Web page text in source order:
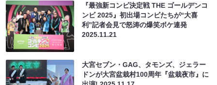
『最強新コンビ決定戦 THE ゴールデンコ
ンビ 2025』初出場コンビたちが“大喜
利”記者会見で怒涛の爆笑ボケ連発
2025.11.21
大宮セブン・GAG、タモンズ、ジェラー
ドンが大宮盆栽村100周年『盆栽夜市』に